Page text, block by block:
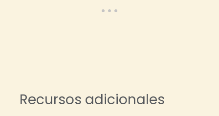
Recursos adicionales